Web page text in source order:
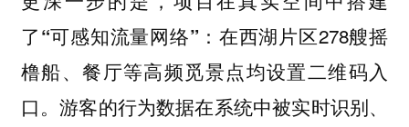
了“可感知流量网络” ：在西湖片区278艘摇
橹船、餐厅等高频觅景点均设置二维码入
口。游客的行为数据在系统中被实时识别、